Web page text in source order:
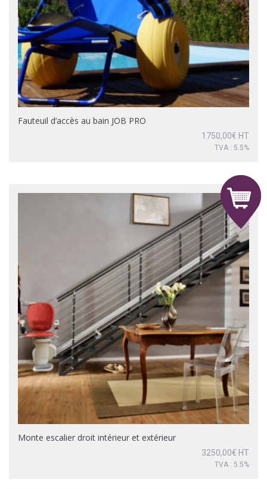
Fauteuil d’accès au bain JOB PRO
1750,00€ HT
TVA : 5.5%
Monte escalier droit intérieur et extérieur
3250,00€ HT
TVA : 5.5%